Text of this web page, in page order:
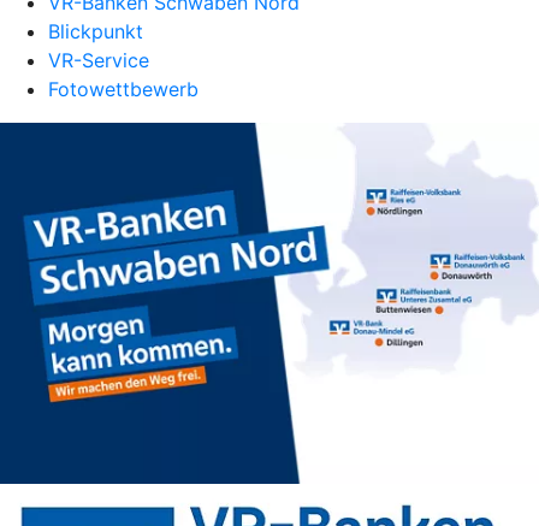
Blickpunkt
VR-Service
Fotowettbewerb